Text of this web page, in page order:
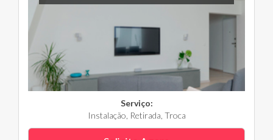
Serviço:
Instalação, Retirada, Troca